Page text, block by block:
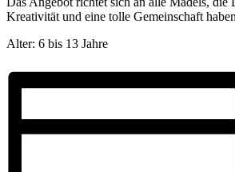
Kreativität und eine tolle Gemeinschaft
Alter: 6 bis 13 Jahre